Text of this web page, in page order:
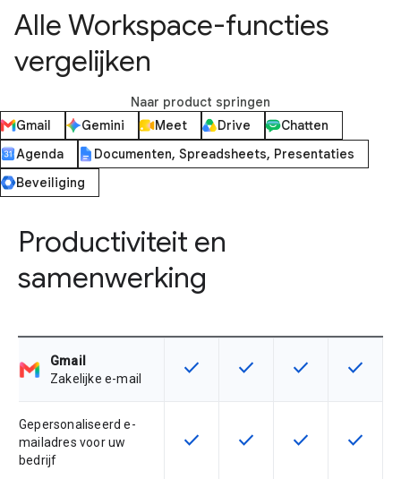
Alle Workspace-functies
vergelijken
Naar product springen
Gmail
Gemini Meet Drive
Chatten
Agenda
Documenten, Spreadsheets, Presentaties
Beveiliging
Productiviteit en
samenwerking
Gmail
Zakelijke e-mail
Deze functie is beschikbaar voor
check Deze functie is
check Deze functie is
check Deze
check
Gepersonaliseerd e-
mailadres voor uw
bedrijf
Deze functie is beschikbaar voor
check Deze functie is
check Deze functie is
check Deze
check